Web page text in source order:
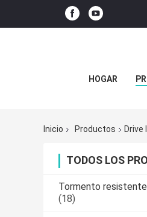
HOGAR
Inicio Productos Drive
TODOS LOS
Tormento
(18)